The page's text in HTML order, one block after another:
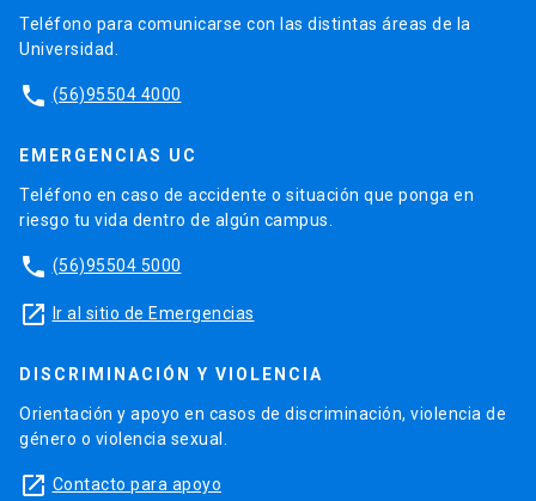
Teléfono para comunicarse con las distintas áreas de la
Universidad.
phone (56)95504 4000
EMERGENCIAS UC
Teléfono en caso de accidente o situación que ponga en
riesgo tu vida dentro de algún campus.
phone (56)95504 5000
launch Ir al sitio de Emergencias
DISCRIMINACIÓN Y VIOLENCIA
Orientación y apoyo en casos de discriminación, violencia de
género o violencia sexual.
launch Contacto para apoyo